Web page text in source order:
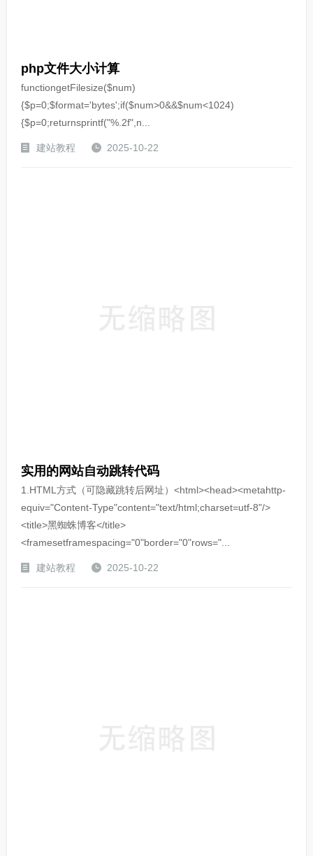
php文件大小计算
functiongetFilesize($num)
{$p=0;$format='bytes';if($num>0&&$num<1024)
{$p=0;returnsprintf("%.2f",n...
建站教程 2025-10-22
实用的网站自动跳转代码
1.HTML方式（可隐藏跳转后网址）<html><head><metahttp-
equiv="Content-Type"content="text/html;charset=utf-8"/>
<title>黑蜘蛛博客</title>
<framesetframespacing="0"border="0"rows="...
建站教程 2025-10-22